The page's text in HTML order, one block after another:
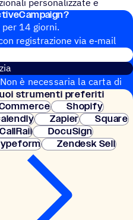
14 giorni.
regi­stra­zione via e‑mail
è necessaria la carta di
istantanea.
strumenti preferiti
Shopify
Zapier
Square
CallRail
DocuSign
Zendesk Sell